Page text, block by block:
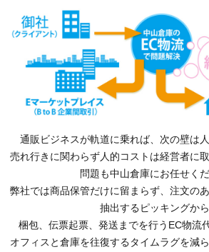
通販ビジネスが軌道に乗れば、次の壁は
売れ行きに関わらず人的コストは経営者に
問題も中山倉庫にお任せくだ
弊社では商品保管だけに留まらず、注文の
抽出するピッキングから
梱包、伝票起票、発送までを行うEC物流
オフィスと倉庫を往復するタイムラグを減